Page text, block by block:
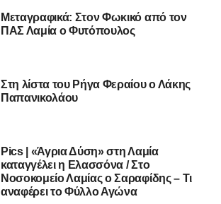
Μεταγραφικά: Στον Φωκικό από τον
ΠΑΣ Λαμία ο Φυτόπουλος
Στη λίστα του Ρήγα Φεραίου ο Λάκης
Παπανικολάου
Pics | «Άγρια Δύση» στη Λαμία
καταγγέλει η Ελασσόνα / Στο
Νοσοκομείο Λαμίας ο Σαραφίδης – Τι
αναφέρει το Φύλλο Αγώνα